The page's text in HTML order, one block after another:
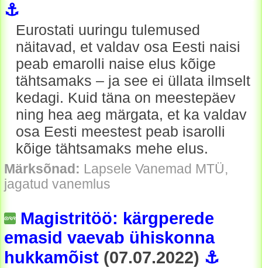
⚓
Eurostati uuringu tulemused
näitavad, et valdav osa Eesti naisi
peab emarolli naise elus kõige
tähtsamaks – ja see ei üllata ilmselt
kedagi. Kuid täna on meestepäev
ning hea aeg märgata, et ka valdav
osa Eesti meestest peab isarolli
kõige tähtsamaks mehe elus.
Märksõnad: Lapsele Vanemad MTÜ,
jagatud vanemlus
Magistritöö: kärgperede
emasid vaevab ühiskonna
hukkamõist (07.07.2022) ⚓